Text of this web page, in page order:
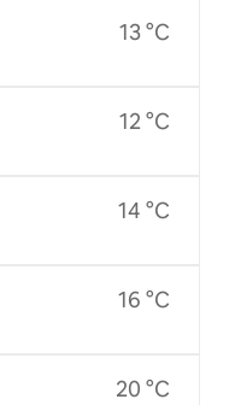
13 °C
12 °C
14 °C
16 °C
20 °C